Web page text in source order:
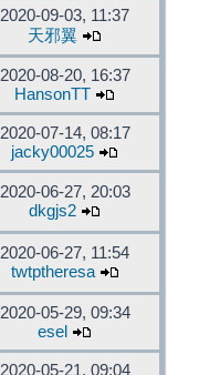
2020-09-03, 11:37
天邪翼
2020-08-20, 16:37
HansonTT
2020-07-14, 08:17
jacky00025
2020-06-27, 20:03
dkgjs2
2020-06-27, 11:54
twtptheresa
2020-05-29, 09:34
esel
2020-05-21, 09:04